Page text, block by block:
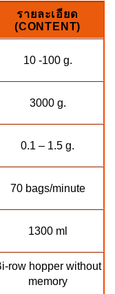
รายละเอียด
(CONTENT)
10 -100 g.
3000 g.
0.1 – 1.5 g.
70 bags/minute
1300 ml
row hopper without
memory